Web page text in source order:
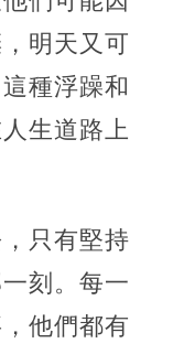
明天又可
種浮躁和
生道路上
只有堅持
刻。每一
他們都有